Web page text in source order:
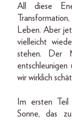
All diese
Leben. Aber
vielleicht
stehen. Der
wir wirklich
Im ersten
Sonne, das